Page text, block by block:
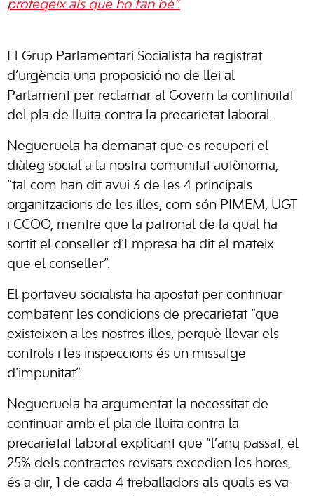
protegeix als que ho fan bé”.
El Grup Parlamentari Socialista ha registrat
d’urgència una proposició no de llei al
Parlament per reclamar al Govern la continuïtat
del pla de lluita contra la precarietat laboral.
Negueruela ha demanat que es recuperi el
diàleg social a la nostra comunitat autònoma,
“tal com han dit avui 3 de les 4 principals
organitzacions de les illes, com són PIMEM, UGT
i CCOO, mentre que la patronal de la qual ha
sortit el conseller d’Empresa ha dit el mateix
que el conseller”.
El portaveu socialista ha apostat per continuar
combatent les condicions de precarietat “que
existeixen a les nostres illes, perquè llevar els
controls i les inspeccions és un missatge
d’impunitat”.
Negueruela ha argumentat la necessitat de
continuar amb el pla de lluita contra la
precarietat laboral explicant que “l’any passat, el
25% dels contractes revisats excedien les hores,
és a dir, 1 de cada 4 treballadors als quals es va